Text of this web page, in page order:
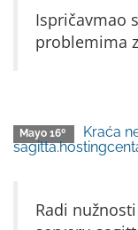
Ispričavmao
problemima
Mayo 16º
Kraća
Radi